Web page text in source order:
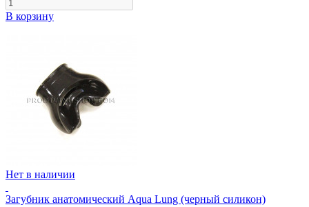
В корзину
Нет в наличии
Загубник анатомический Aqua Lung (черный силикон)